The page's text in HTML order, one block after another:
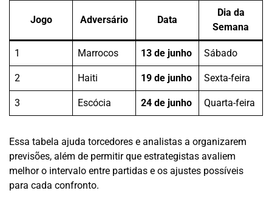
Jogo Adversário Data
Dia da
Semana
1 Marrocos 13 de junho Sábado
2 Haiti 19 de junho Sexta-feira
3 Escócia 24 de junho Quarta-feira
Essa tabela ajuda torcedores e analistas a organizarem
previsões, além de permitir que estrategistas avaliem
melhor o intervalo entre partidas e os ajustes possíveis
para cada confronto.